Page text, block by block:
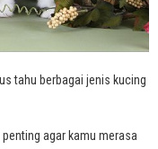
tahu berbagai jenis kucing
agar kamu merasa